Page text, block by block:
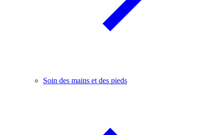
Soin des mains et des pieds